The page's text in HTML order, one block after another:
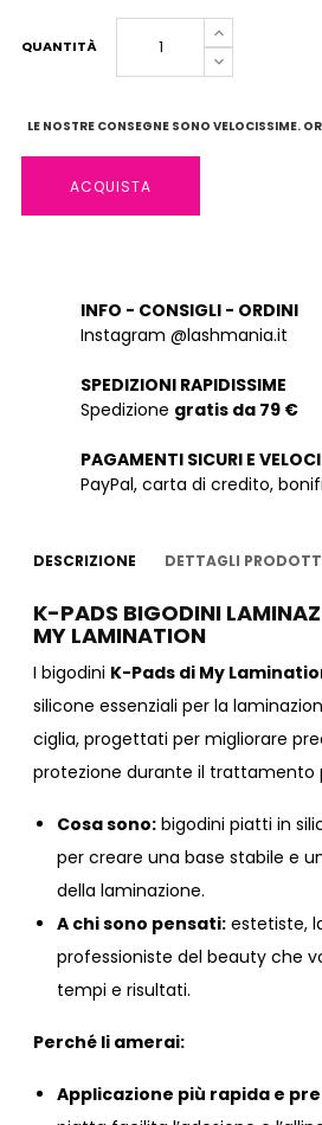
QUANTITÀ
LE NOSTRE CONSEGNE SONO VELOCISSIME.
ACQUISTA
INFO - CONSIGLI - ORDINI
Instagram @lashmania.it
SPEDIZIONI RAPIDISSIME
Spedizione gratis da 79 €
PAGAMENTI SICURI E VELOCI
PayPal, carta di credito,
DESCRIZIONE DETTAGLI
K-PADS BIGODINI
MY LAMINATION
I bigodini K-Pads di My
silicone essenziali per la
ciglia, progettati per migliorare
protezione durante il trattamento
Cosa sono: bigodini piatti in
per creare una base stabile e
della laminazione.
A chi sono pensati: estetiste,
professioniste del beauty che
tempi e risultati.
Perché li amerai:
Applicazione più rapida e